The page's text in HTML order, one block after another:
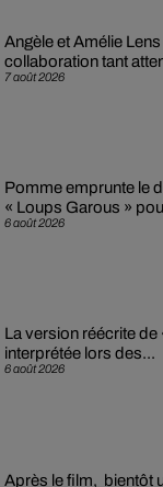
7 août 2026
Angèle et Amélie
collaboration tant
6 août 2026
Pomme emprunte le
« Loups Garous »
6 août 2026
La version réécrite de
interprétée lors des...
Après le film, bientôt